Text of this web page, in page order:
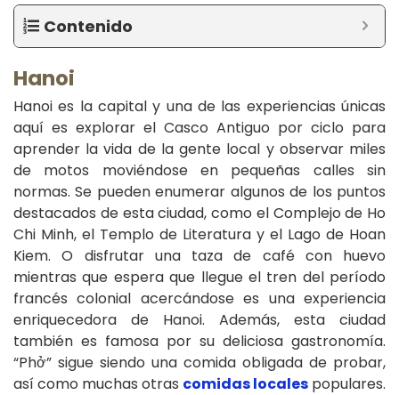
Contenido
Hanoi
Hanoi es la capital y una de las experiencias únicas
aquí es explorar el Casco Antiguo por ciclo para
aprender la vida de la gente local y observar miles
de motos moviéndose en pequeñas calles sin
normas. Se pueden enumerar algunos de los puntos
destacados de esta ciudad, como el Complejo de Ho
Chi Minh, el Templo de Literatura y el Lago de Hoan
Kiem. O disfrutar una taza de café con huevo
mientras que espera que llegue el tren del período
francés colonial acercándose es una experiencia
enriquecedora de Hanoi. Además, esta ciudad
también es famosa por su deliciosa gastronomía.
“Phở” sigue siendo una comida obligada de probar,
así como muchas otras comidas locales populares.